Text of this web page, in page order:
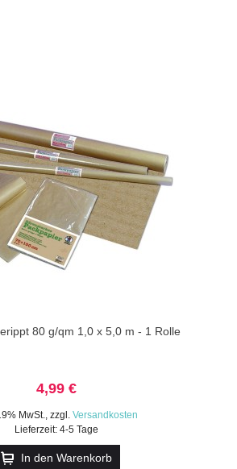
80 g/qm 1,0 x 5,0 m - 1 Rolle
4,99 €
MwSt., zzgl. Versandkosten
Lieferzeit: 4-5 Tage
In den Warenkorb